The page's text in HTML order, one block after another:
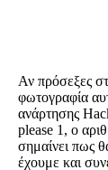
Αν πρόσεξες
φωτογραφία
ανάρτησης
please 1, ο
σημαίνει πως
έχουμε και